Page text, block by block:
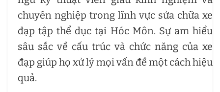
chuyên nghiệp trong lĩnh vực sửa chữa xe
đạp tập thể dục tại Hóc Môn. Sự am hiểu
sâu sắc về cấu trúc và chức năng của xe
đạp giúp họ xử lý mọi vấn đề một cách hiệu
quả.